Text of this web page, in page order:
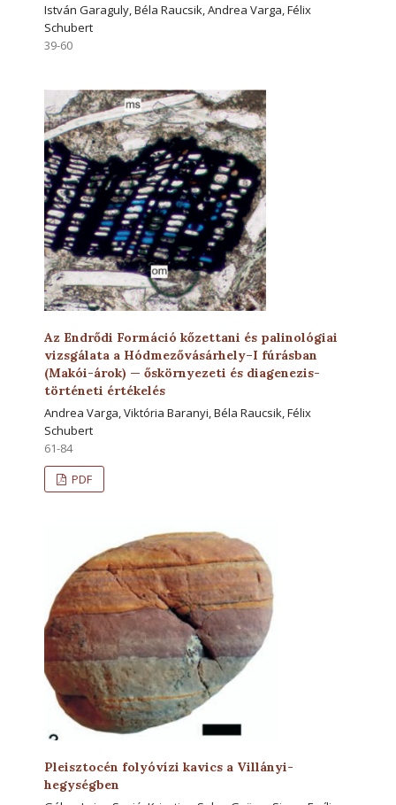
István Garaguly, Béla Raucsik, Andrea Varga, Félix
Schubert
39-60
Az Endrődi Formáció kőzettani és palinológiai
vizsgálata a Hódmezővásárhely–I fúrásban
(Makói-árok) — őskörnyezeti és diagenezis-
történeti értékelés
Andrea Varga, Viktória Baranyi, Béla Raucsik, Félix
Schubert
61-84
PDF
Pleisztocén folyóvízi kavics a Villányi-
hegységben